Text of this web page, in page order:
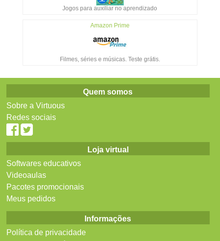
Jogos para auxiliar no aprendizado
Amazon Prime
Filmes, séries e músicas. Teste grátis.
Quem somos
Sobre a Virtuous
Redes sociais
Loja virtual
Softwares educativos
Videoaulas
Pacotes promocionais
Meus pedidos
Informações
Política de privacidade